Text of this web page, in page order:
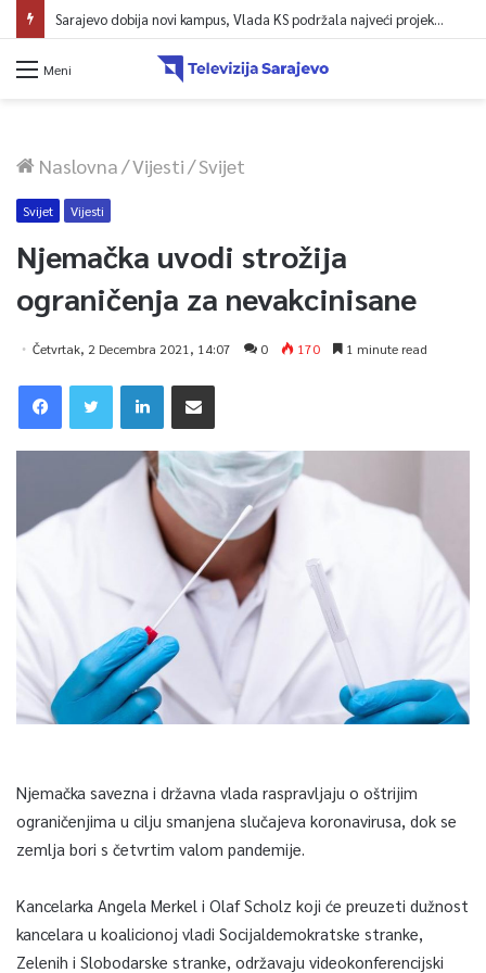
Sarajevo dobija novi kampus, Vlada KS podržala najveći projekt u historiji UNSA
Meni
Naslovna/Vijesti/Svijet
Svijet Vijesti
Njemačka uvodi strožija
ograničenja za nevakcinisane
Četvrtak, 2 Decembra 2021, 14:07 0 170 1 minute read
Njemačka savezna i državna vlada raspravljaju o oštrijim
ograničenjima u cilju smanjena slučajeva koronavirusa, dok se
zemlja bori s četvrtim valom pandemije.
Kancelarka Angela Merkel i Olaf Scholz koji će preuzeti dužnost
kancelara u koalicionoj vladi Socijaldemokratske stranke,
Zelenih i Slobodarske stranke, održavaju videokonferencijski